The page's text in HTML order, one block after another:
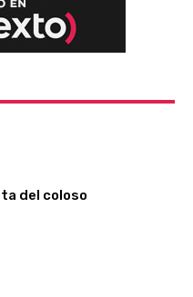
del coloso